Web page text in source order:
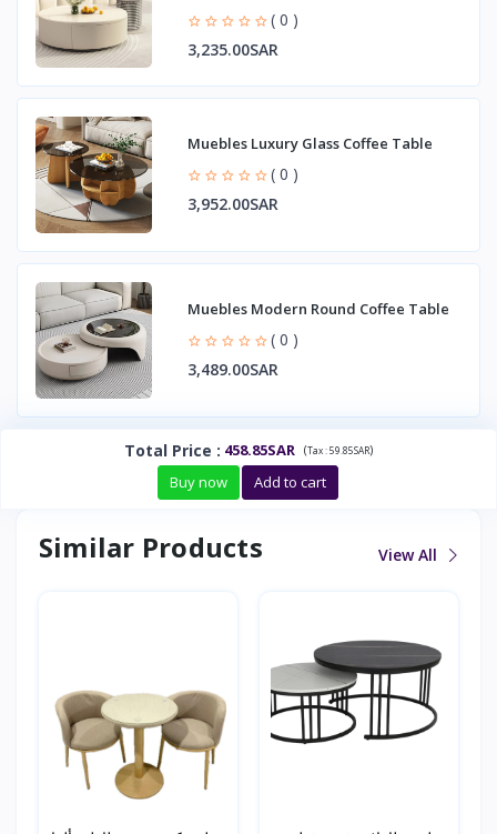
( 0 )
3,235.00SAR
Muebles Luxury Glass Coffee Table
( 0 )
3,952.00SAR
Muebles Modern Round Coffee Table
( 0 )
3,489.00SAR
Total Price : 458.85SAR (Tax :59.85SAR)
Buy now Add to cart
Similar Products View All